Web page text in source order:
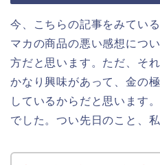
今、こちらの記事をみてい
マカの商品の悪い感想につ
方だと思います。ただ、そ
かなり興味があって、金の
しているからだと思います
でした。つい先日のこと、私